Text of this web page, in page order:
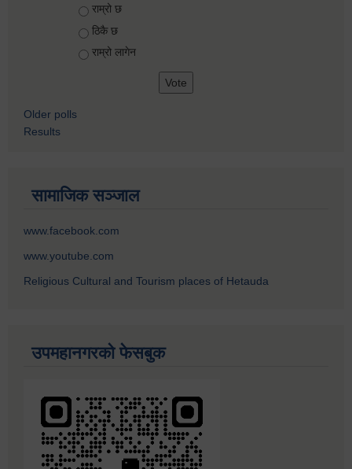
Choices
राम्रो छ
ठिकै छ
राम्रो लागेन
Older polls
Results
सामाजिक सञ्जाल
www.facebook.com
www.youtube.com
Religious Cultural and Tourism places of Hetauda
उपमहानगरको फेसबुक